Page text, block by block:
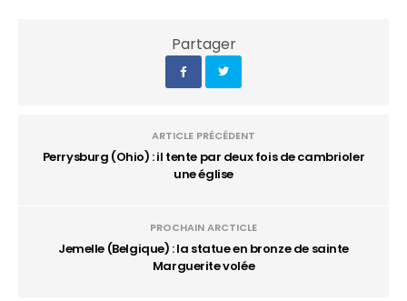
Partager
ARTICLE PRÉCÉDENT
Perrysburg (Ohio) : il tente par deux fois de cambrioler
une église
PROCHAIN ARCTICLE
Jemelle (Belgique) : la statue en bronze de sainte
Marguerite volée